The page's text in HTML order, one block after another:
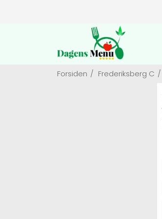
Forsiden / Frederiksberg C /